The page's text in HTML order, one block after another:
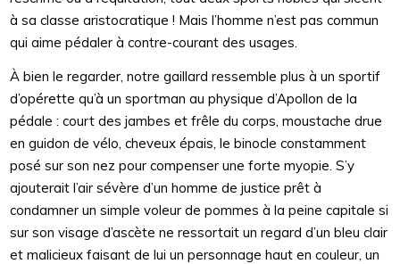
à sa classe aristocratique ! Mais l’homme n’est pas commun
qui aime pédaler à contre-courant des usages.
À bien le regarder, notre gaillard ressemble plus à un sportif
d’opérette qu’à un sportman au physique d’Apollon de la
pédale : court des jambes et frêle du corps, moustache drue
en guidon de vélo, cheveux épais, le binocle constamment
posé sur son nez pour compenser une forte myopie. S’y
ajouterait l’air sévère d’un homme de justice prêt à
condamner un simple voleur de pommes à la peine capitale si
sur son visage d’ascète ne ressortait un regard d’un bleu clair
et malicieux faisant de lui un personnage haut en couleur, un